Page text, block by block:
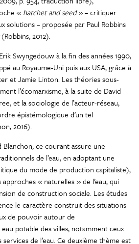
« hatchet and seed» – critiquer
solutions – proposée par Paul Robbins
(Robbins, 2012).
Swyngedouw à la fin des années 1990,
au Royaume-Uni puis aux USA, grâce à
et Jamie Linton. Les théories sous-
l’écomarxisme, à la suite de David
et la sociologie de l’acteur-réseau,
épistémologique d’un tel
2016).
Blanchon, ce courant assure une
de l’eau, en adoptant une
du mode de production capitaliste),
approches « naturelles » de l’eau, qui
de construction sociale. Les études
le caractère construit des situations
de pouvoir autour de
potable des villes, notamment ceux
de l’eau. Ce deuxième thème est